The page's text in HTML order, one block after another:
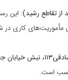
: این
کاری در
است.